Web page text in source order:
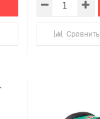
Сравнить